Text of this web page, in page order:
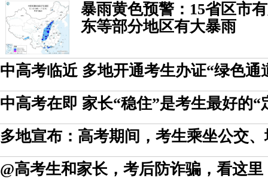
暴雨黄色预警：15省区市
东等部分地区有大暴雨
中高考临近 多地开通考生办证“绿色通
中高考在即 家长“稳住”是考生最好的“
多地宣布：高考期间，考生乘坐公交
@高考生和家长，考后防诈骗，看这里